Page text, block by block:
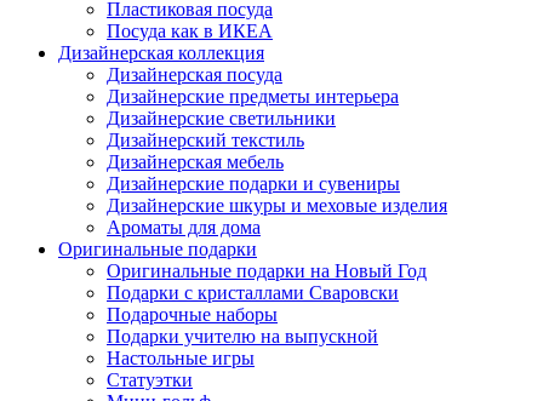
Пластиковая посуда
Посуда как в ИКЕА
Дизайнерская коллекция
Дизайнерская посуда
Дизайнерские предметы интерьера
Дизайнерские светильники
Дизайнерский текстиль
Дизайнерская мебель
Дизайнерские подарки и сувениры
Дизайнерские шкуры и меховые изделия
Ароматы для дома
Оригинальные подарки
Оригинальные подарки на Новый Год
Подарки с кристаллами Сваровски
Подарочные наборы
Подарки учителю на выпускной
Настольные игры
Статуэтки